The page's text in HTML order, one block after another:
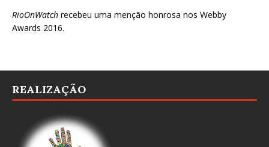
RioOnWatch recebeu uma menção honrosa nos Webby
Awards 2016.
REALIZAÇÃO